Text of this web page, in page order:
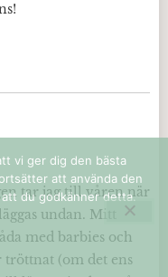
tar jag till våren när
undan. Mitt
med barbies och
(om det ens
vi ger dig den bästa
att använda den
du godkänner detta.